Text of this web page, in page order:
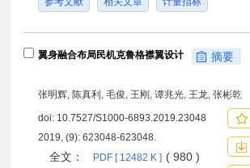
翼身融合布局民机克鲁格襟翼设计 摘要
张明辉, 陈真利, 毛俊, 王刚, 谭兆光, 王龙, 张彬乾
doi: 10.7527/S1000-6893.2019.23048
2019, (9): 623048-623048.
全文： PDF [ 12482 K ] ( 980 )